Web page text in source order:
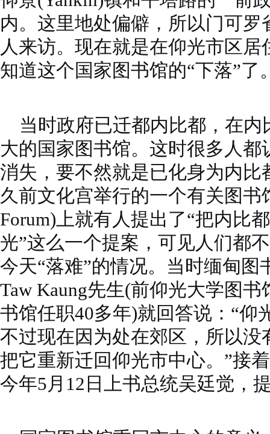
内。这里地处偏僻，所以门可
人来访。现在就是在仰光市区
知道这个国家图书馆的“下落”了
当时政府已迁都内比都，在内
大的国家图书馆。这时很多人
消失，要不然就是已化身为内比
久前文化宫举行的一个有关图书
Forum)上就有人提出了“把内比
光”这么一个提案，可见人们都
今天“落难”的情况。当时缅甸图
Taw Kaung先生(前仰光大学图
书馆任职40多年)就回答说：“仰
不过现在因为处在郊区，所以没
把它重新迁回仰光市中心。”接
今年5月12日上书总统吴廷觉，